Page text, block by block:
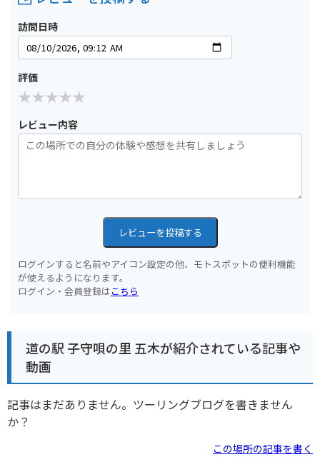
訪問日時
評価
レビュー内容
レビューを投稿する
ログインすると名前やアイコン設定の他、モトスポットの便利機能
が使えるようになります。
ログイン・会員登録はこちら
道の駅 子守唄の里 五木が紹介されている記事や
動画
記事はまだありません。ツーリングブログを書きません
か？
この場所の記事を書く